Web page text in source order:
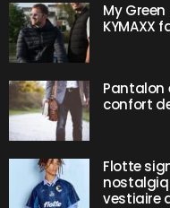
My
KYMAXX
Pantalon
confort
Flotte
vestiaire